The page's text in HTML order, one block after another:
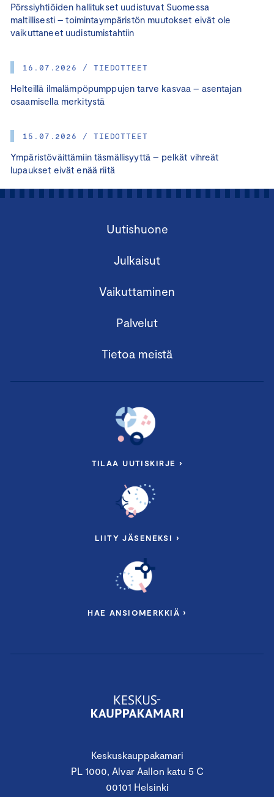
Pörssiyhtiöiden hallitukset uudistuvat Suomessa
maltillisesti – toimintaympäristön muutokset eivät ole
vaikuttaneet uudistumistahtiin
16.07.2026 / TIEDOTTEET
Helteillä ilmalämpöpumppujen tarve kasvaa – asentajan
osaamisella merkitystä
15.07.2026 / TIEDOTTEET
Ympäristöväittämiin täsmällisyyttä – pelkät vihreät
lupaukset eivät enää riitä
Keskuskauppakamari
PL 1000, Alvar Aallon katu 5 C
00101 Helsinki
Uutishuone
Julkaisut
Vaikuttaminen
Palvelut
Tietoa meistä
TILAA UUTISKIRJE ›
LIITY JÄSENEKSI ›
HAE ANSIOMERKKIÄ ›